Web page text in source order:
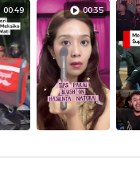
00:49 00:35